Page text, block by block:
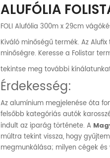
ALUFÓLIA
FOLI Alufólia 300m x 29cm
Kiváló minőségű termék. Az
minőségre. Keresse a Folistar
tekintse meg további
Érdekesség:
Az alumínium megjelenése óta
felsőbb kategóriás autók
indult az iparág története. A
múltra tekint vissza, hogy
megmunkálása; milyen cégek